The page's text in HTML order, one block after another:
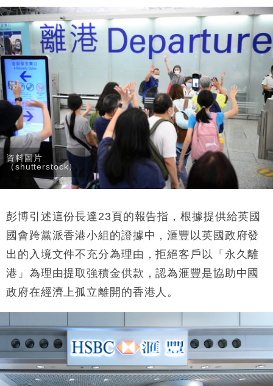
粦接任
15:11
財經｜韓股反覆波動收跌 連挫7周創逾3年最長跌勢
13:44
財經｜內地7月美元計價出口增近24%勝預期 貿易順
差達1125億美元
12:44
財經｜日本春季三度入市撐日圓 4月單日斥6.28萬億
日圓干預創新高
11:12
國際｜特朗普料美伊戰事快結束 承認部分彈藥庫存緊
張
15:59
財經｜SA售股自救後再出手 斥4億美元押注未上市公
資料圖片
（shutterstock）
彭博引述這份長達23頁的報告指，根據提供給英國
國會跨黨派香港小組的證據中，滙豐以英國政府發
出的入境文件不充分為理由，拒絕客戶以「永久離
港」為理由提取強積金供款，認為滙豐是協助中國
政府在經濟上孤立離開的香港人。